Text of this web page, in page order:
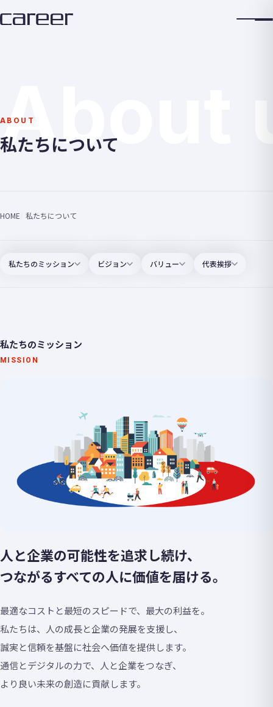
About
ABOUT
私たちについて
HOME 私たちについて
私たちのミッション ビジョン バリュー 代表挨拶
私たちのミッション
MISSION
人と企業の可能性を追求し続け、
つながるすべての人に価値を届ける。
最適なコストと最短のスピードで、最大の利益を。
私たちは、人の成長と企業の発展を支援し、
誠実と信頼を基盤に社会へ価値を提供します。
通信とデジタルの力で、人と企業をつなぎ、
より良い未来の創造に貢献します。